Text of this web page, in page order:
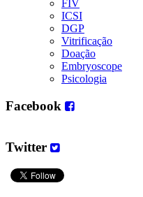
FIV
ICSI
DGP
Vitrificação
Doação
Embryoscope
Psicologia
Facebook
Twitter